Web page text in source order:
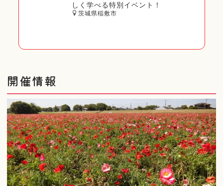
しく学べる特別イベント！
茨城県稲敷市
開催情報